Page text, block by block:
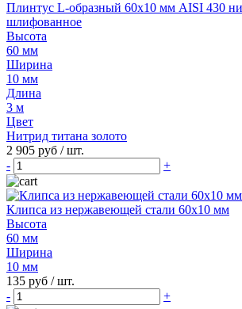
Плинтус L-образный 60х10 мм AISI 430
шлифованное
Высота
60 мм
Ширина
10 мм
Длина
3 м
Цвет
Нитрид титана золото
2 905 руб / шт.
-
+
Клипса из нержавеющей стали 60х10 мм
Высота
60 мм
Ширина
10 мм
135 руб / шт.
-
+